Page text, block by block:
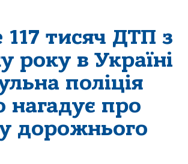
тисяч ДТП з
року в Україні
поліція
нагадує про
дорожнього